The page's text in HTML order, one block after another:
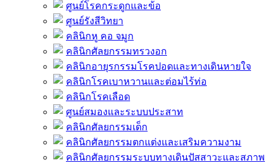
ศูนย์โรคกระดูกและข้อ
ศูนย์รังสีวิทยา
คลินิกหู คอ จมูก
คลินิกศัลยกรรมทรวงอก
คลินิกอายุรกรรมโรคปอดและทางเดินหายใจ
คลินิกโรคเบาหวานและต่อมไร้ท่อ
คลินิกโรคเลือด
ศูนย์สมองและระบบประสาท
คลินิกศัลยกรรมเด็ก
คลินิกศัลยกรรมตกแต่งและเสริมความงาม
คลินิกศัลยกรรมระบบทางเดินปัสสาวะและสภาพ